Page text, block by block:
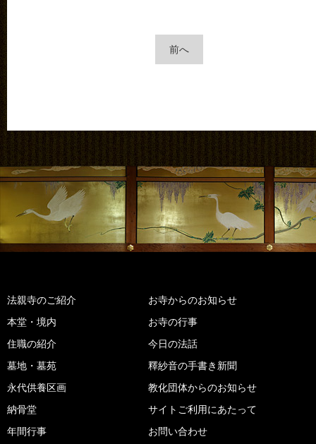
前へ
法親寺のご紹介
本堂・境内
住職の紹介
墓地・墓苑
永代供養区画
納骨堂
年間行事
お寺からのお知らせ
お寺の行事
今日の法話
釋紗音の手書き新聞
教化団体からのお知らせ
サイトご利用にあたって
お問い合わせ